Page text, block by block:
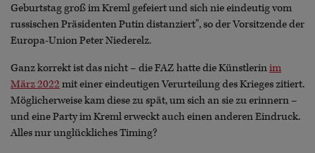
Geburtstag groß im Kreml gefeiert und sich nie eindeutig vom
russischen Präsidenten Putin distanziert", so der Vorsitzende der
Europa-Union Peter Niederelz.
Ganz korrekt ist das nicht – die FAZ hatte die Künstlerinim
März 2022 mit einer eindeutigen Verurteilung des Krieges zitiert.
Möglicherweise kam diese zu spät, um sich an sie zu erinnern –
und eine Party im Kreml erweckt auch einen anderen Eindruck.
Alles nur unglückliches Timing?